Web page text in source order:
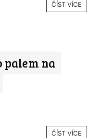
ČÍST VÍCE
palem na
ČÍST VÍCE